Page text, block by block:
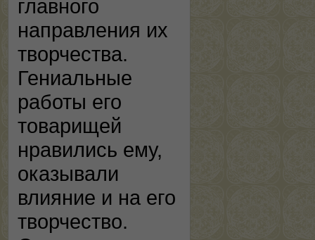
главного
направления их
творчества.
Гениальные
работы его
товарищей
нравились ему,
оказывали
влияние и на его
творчество.